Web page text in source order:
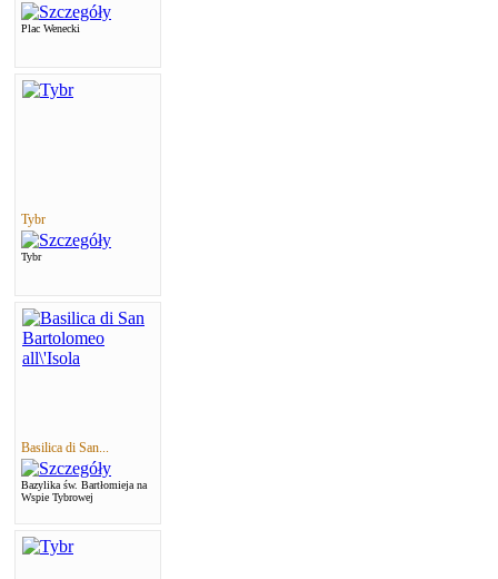
Plac Wenecki
Tybr
Tybr
Basilica di San...
Bazylika św. Bartłomieja na
Wspie Tybrowej